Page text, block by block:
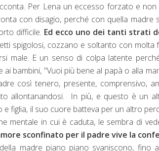
Per Lena un eccesso forzato e
con disagio, perché con quella
difficile. Ed ecco uno dei tanti strati
spigolosi, cozzano e soltanto con
male. E un senso di colpa latente
ai bambini, "Vuoi più bene al papà o alla
così tenero, presente, comprensivo,
allontanandosi. In più, e questo è un
e figlia, il suo cuore batteva per un altro
mentale in cui è caduta, le sembra di
sconfinato per il padre vive la
madre piano piano svaniscono, fino